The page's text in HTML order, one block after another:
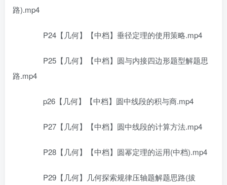
路).mp4
P24【几何】【中档】垂径定理的使用策略.mp4
P25【几何】【中档】圆与内接四边形题型解题思
路.mp4
p26【几何】【中档】圆中线段的积与商.mp4
P27【几何】【中档】圆中线段的计算方法.mp4
P28【几何】【中档】圆幂定理的运用(中档).mp4
P29【几何】几何探索规律压轴题解题思路(拔